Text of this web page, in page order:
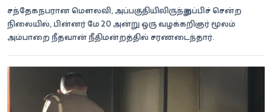
சந்தேகநபரான மௌலவி, அப்பகுதியிலிருந்து தப்பிச் சென்ற
நிலையில், பின்னர் மே 20 அன்று ஒரு வழக்கறிஞர் மூலம்
அம்பாறை நீதவான் நீதிமன்றத்தில் சரணடைந்தார்.